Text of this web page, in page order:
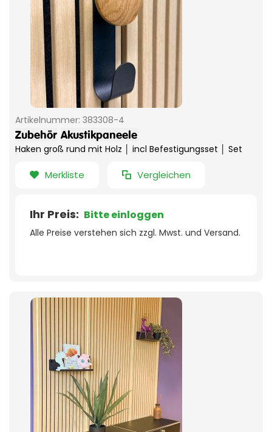
Artikelnummer: 383308-4
Zubehör Akustikpaneele
Haken groß rund mit Holz │ incl Befestigungsset │ Set
Merkliste Vergleichen
Ihr Preis: Bitte einloggen
Alle Preise verstehen sich zzgl. Mwst. und Versand.